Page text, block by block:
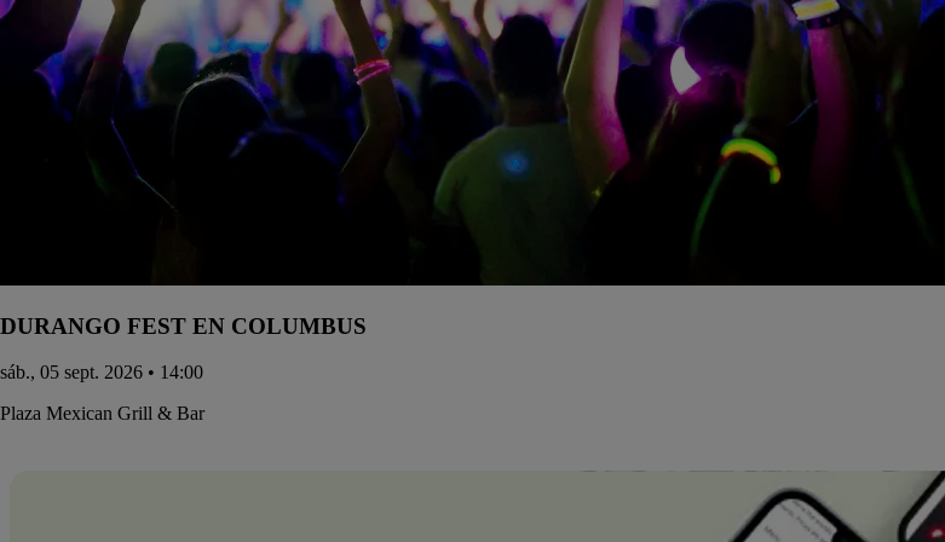
DURANGO FEST EN COLUMBUS
sáb., 05 sept. 2026 • 14:00
Plaza Mexican Grill & Bar